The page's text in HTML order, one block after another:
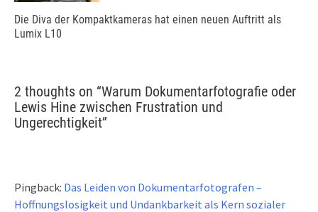
Die Diva der Kompaktkameras hat einen neuen Auftritt als
Lumix L10
2 thoughts on “Warum Dokumentarfotografie oder
Lewis Hine zwischen Frustration und
Ungerechtigkeit”
Pingback: Das Leiden von Dokumentarfotografen –
Hoffnungslosigkeit und Undankbarkeit als Kern sozialer